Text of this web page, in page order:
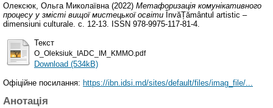
Олексюк, Ольга Миколаївна (2022) Метафоризація комунікативного
процесу у змісті вищої мистецької освіти ÎnvăȚământul artistic –
dimensiuni culturale. с. 12-13. ISSN 978-9975-117-81-4.
Текст
O_Oleksiuk_IADC_IM_KMMO.pdf
Download (534kB)
Офіційне посилання: https://ibn.idsi.md/sites/default/files/imag_file/...
Анотація